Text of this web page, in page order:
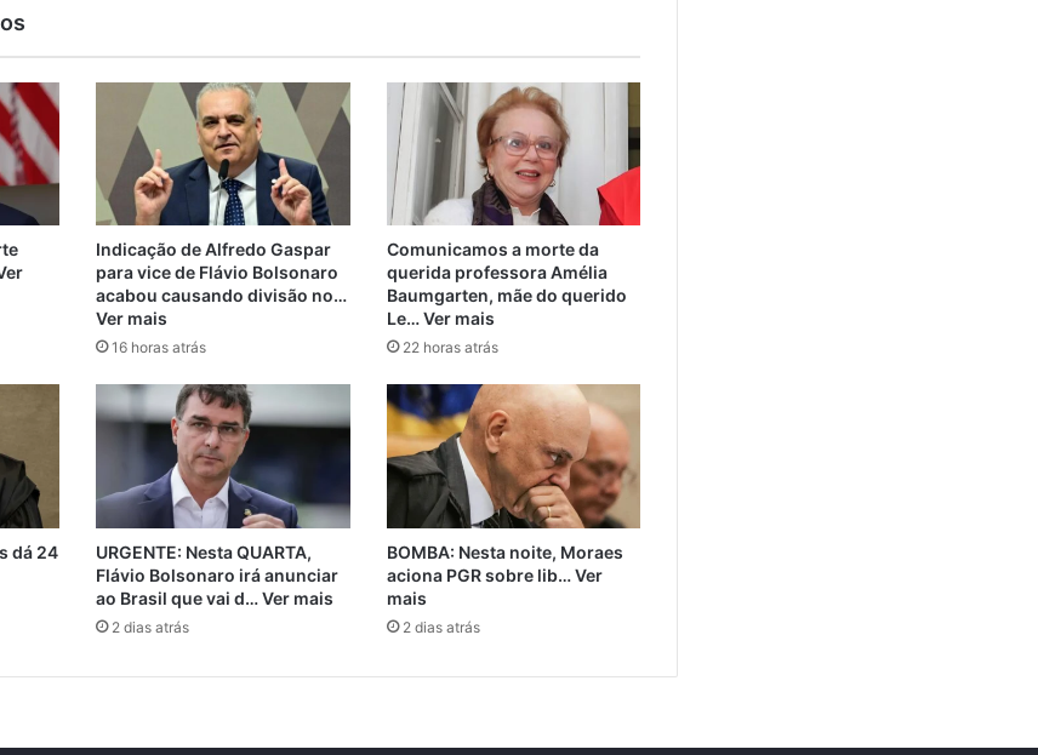
Indicação de Alfredo Gaspar
para vice de Flávio Bolsonaro
acabou causando divisão no…
Ver mais
16 horas atrás
Comunicamos a morte da
querida professora Amélia
Baumgarten, mãe do querido
Le… Ver mais
22 horas atrás
dá 24
URGENTE: Nesta QUARTA,
Flávio Bolsonaro irá anunciar
ao Brasil que vai d… Ver mais
2 dias atrás
BOMBA: Nesta noite, Moraes
aciona PGR sobre lib… Ver
mais
2 dias atrás